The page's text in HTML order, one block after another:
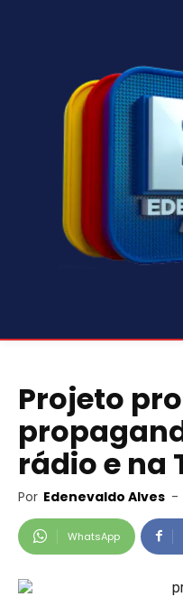
Projeto
rádio e na
Por Edenevaldo Alves -
WhatsApp